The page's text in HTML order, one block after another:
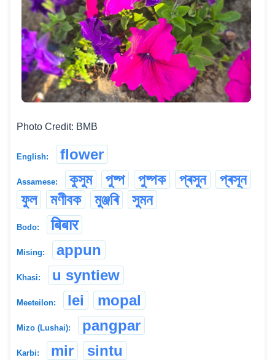
Photo Credit: BMB
English: flower
Assamese: কুসুম পুষ্প পুষ্পক প্ৰসুন
প্ৰসূন
ফুল
মণীবক মুঞ্জৰি সুমন
Bodo: बिबार
Mising: appun
Khasi: u syntiew
Meeteilon: lei mopal
Mizo (Lushai): pangpar
Karbi: mir sintu